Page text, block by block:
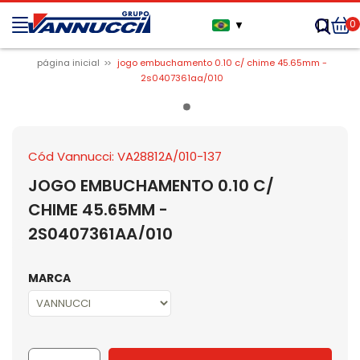
▼ 0
página inicial
jogo embuchamento 0.10 c/ chime 45.65mm -
2s0407361aa/010
Cód Vannucci: VA28812A/010-137
JOGO EMBUCHAMENTO 0.10 C/
CHIME 45.65MM -
2S0407361AA/010
MARCA